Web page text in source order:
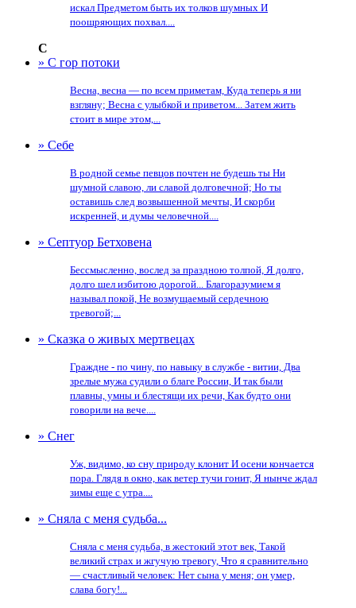
искал Предметом быть их толков шумных И
поощряющих похвал....
С
» С гор потоки
Весна, весна — по всем приметам, Куда теперь я ни
взгляну; Весна с улыбкой и приветом... Затем жить
стоит в мире этом,...
» Себе
В родной семье певцов почтен не будешь ты Ни
шумной славою, ли славой долговечной; Но ты
оставишь след возвышенной мечты, И скорби
искренней, и думы человечной....
» Септуор Бетховена
Бессмысленно, вослед за праздною толпой, Я долго,
долго шел избитою дорогой... Благоразумием я
называл покой, Не возмущаемый сердечною
тревогой;...
» Сказка о живых мертвецах
Граждне - по чину, по навыку в службе - витии, Два
зрелые мужа судили о благе России, И так были
плавны, умны и блестящи их речи, Как будто они
говорили на вече....
» Снег
Уж, видимо, ко сну природу клонит И осени кончается
пора. Глядя в окно, как ветер тучи гонит, Я нынче ждал
зимы еще с утра....
» Сняла с меня судьба...
Сняла с меня судьба, в жестокий этот век, Такой
великий страх и жгучую тревогу, Что я сравнительно
— счастливый человек: Нет сына у меня; он умер,
слава богу!...